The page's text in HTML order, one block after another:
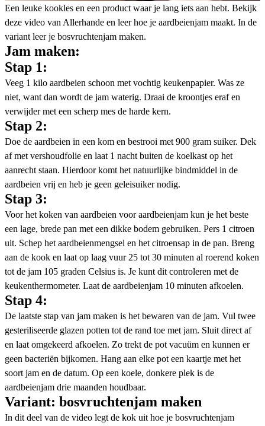
Een leuke kookles en een product waar je lang iets aan hebt. Bekijk
deze video van Allerhande en leer hoe je aardbeienjam maakt. In de
variant leer je bosvruchtenjam maken.
Jam maken:
Stap 1:
Veeg 1 kilo aardbeien schoon met vochtig keukenpapier. Was ze
niet, want dan wordt de jam waterig. Draai de kroontjes eraf en
verwijder met een scherp mes de harde kern.
Stap 2:
Doe de aardbeien in een kom en bestrooi met 900 gram suiker. Dek
af met vershoudfolie en laat 1 nacht buiten de koelkast op het
aanrecht staan. Hierdoor komt het natuurlijke bindmiddel in de
aardbeien vrij en heb je geen geleisuiker nodig.
Stap 3:
Voor het koken van aardbeien voor aardbeienjam kun je het beste
een lage, brede pan met een dikke bodem gebruiken. Pers 1 citroen
uit. Schep het aardbeienmengsel en het citroensap in de pan. Breng
aan de kook en laat op laag vuur 25 tot 30 minuten al roerend koken
tot de jam 105 graden Celsius is. Je kunt dit controleren met de
keukenthermometer. Laat de aardbeienjam 10 minuten afkoelen.
Stap 4:
De laatste stap van jam maken is het bewaren van de jam. Vul twee
gesteriliseerde glazen potten tot de rand toe met jam. Sluit direct af
en laat omgekeerd afkoelen. Zo trekt de pot vacuüm en kunnen er
geen bacteriën bijkomen. Hang aan elke pot een kaartje met het
soort jam en de datum. Op een koele, donkere plek is de
aardbeienjam drie maanden houdbaar.
Variant: bosvruchtenjam maken
In dit deel van de video legt de kok uit hoe je bosvruchtenjam